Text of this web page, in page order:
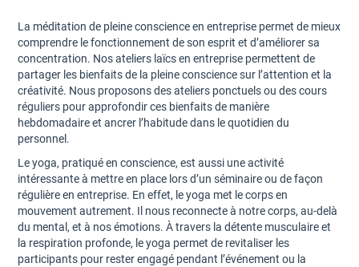
La méditation de pleine conscience en entreprise permet de mieux
comprendre le fonctionnement de son esprit et d’améliorer sa
concentration. Nos ateliers laïcs en entreprise permettent de
partager les bienfaits de la pleine conscience sur l’attention et la
créativité. Nous proposons des ateliers ponctuels ou des cours
réguliers pour approfondir ces bienfaits de manière
hebdomadaire et ancrer l’habitude dans le quotidien du
personnel.
Le yoga, pratiqué en conscience, est aussi une activité
intéressante à mettre en place lors d’un séminaire ou de façon
régulière en entreprise. En effet, le yoga met le corps en
mouvement autrement. Il nous reconnecte à notre corps, au-delà
du mental, et à nos émotions. À travers la détente musculaire et
la respiration profonde, le yoga permet de revitaliser les
participants pour rester engagé pendant l’événement ou la